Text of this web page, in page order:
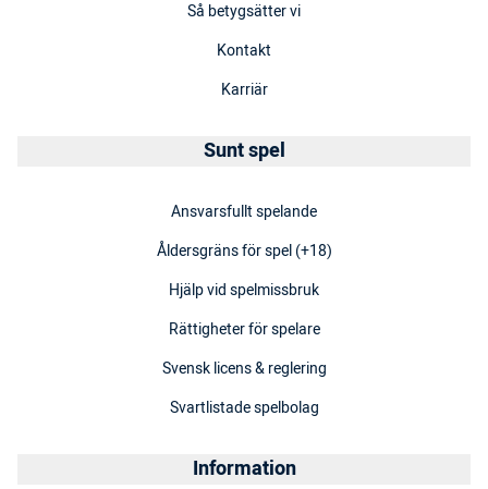
Så betygsätter vi
Kontakt
Karriär
Sunt spel
Ansvarsfullt spelande
Åldersgräns för spel (+18)
Hjälp vid spelmissbruk
Rättigheter för spelare
Svensk licens & reglering
Svartlistade spelbolag
Information